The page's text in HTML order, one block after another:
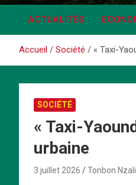
ACTUALITÉS
Accueil Société « Taxi-
SOCIÉTÉ
« Taxi-
urbaine
3 juillet 2026 Tonbon